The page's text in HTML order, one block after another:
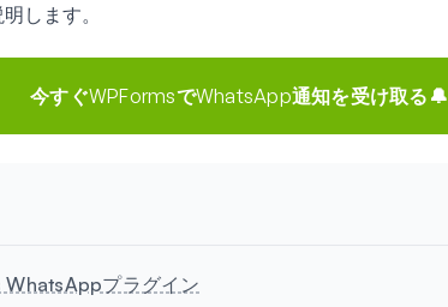
します。
今すぐWPFormsでWhatsApp通知を受け取る🔔
プラグイン